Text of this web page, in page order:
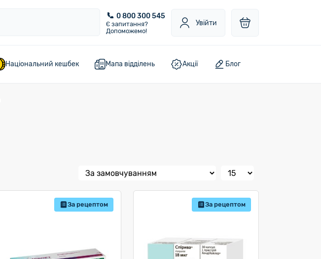
0 800 300 545
Є запитання?
Допоможемо!
Увійти
Національний кешбек Мапа відділень Акції Блог
За рецептом За рецептом